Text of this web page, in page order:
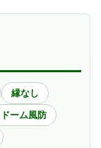
縁なし
ドーム風防